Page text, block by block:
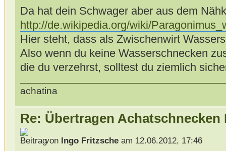
Da hat dein Schwager aber aus dem
http://de.wikipedia.org/wiki/
Hier steht, dass als Zwischenwirt
Also wenn du keine Wasserschnecken
die du verzehrst, solltest du ziemlich
achatina
Re: Übertragen
von Ingo Fritzscheam 12.06.2012, 17:46